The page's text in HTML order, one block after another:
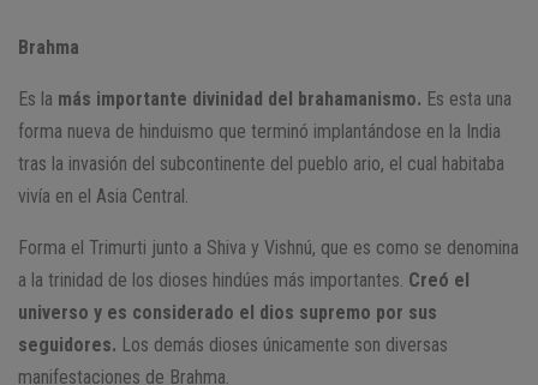
Brahma
Es la más importante divinidad del brahamanismo. Es esta una
forma nueva de hinduismo que terminó implantándose en la India
tras la invasión del subcontinente del pueblo ario, el cual habitaba
vivía en el Asia Central.
Forma el Trimurti junto a Shiva y Vishnú, que es como se denomina
a la trinidad de los dioses hindúes más importantes. Creó el
universo y es considerado el dios supremo por sus
seguidores. Los demás dioses únicamente son diversas
manifestaciones de Brahma.